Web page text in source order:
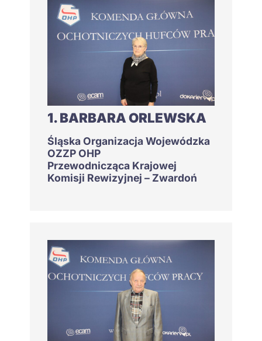
1. BARBARA ORLEWSKA
Śląska Organizacja Wojewódzka
OZZP OHP
Przewodnicząca Krajowej
Komisji Rewizyjnej – Zwardoń